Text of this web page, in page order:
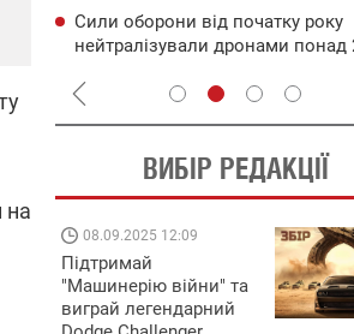
на
російські ракети ще над Україною
Сили оборони від початку року
нейтралізували дронами понад
ВИБІР РЕДАКЦІЇ
08.09.2025 12:09
Підтримай
"Машинерію війни" та
виграй легендарний